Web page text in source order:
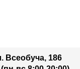
Всеобуча, 186